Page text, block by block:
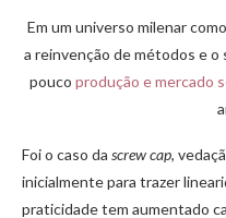
Em um universo milenar
a reinvenção de métodos e
pouco produção e mercado
Foi o caso da screw cap,
inicialmente para trazer
praticidade tem aumentado